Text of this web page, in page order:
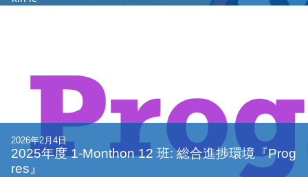
2026年2月4日
2025年度 1-Monthon 12 班: 総合進捗環境『Prog
res』